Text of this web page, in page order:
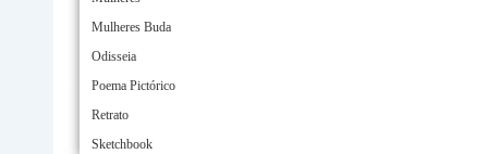
Mulheres Buda
Odisseia
Poema Pictórico
Retrato
Sketchbook